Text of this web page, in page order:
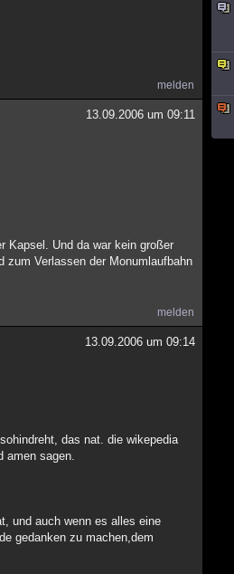
melden
13.09.2006 um 09:11
Kapsel. Und da war kein großer
zum Verlassen der Monumlaufbahn
melden
13.09.2006 um 09:14
das nat. die wikepedia
amen sagen.
und auch wenn es alles eine
gedanken zu machen,dem